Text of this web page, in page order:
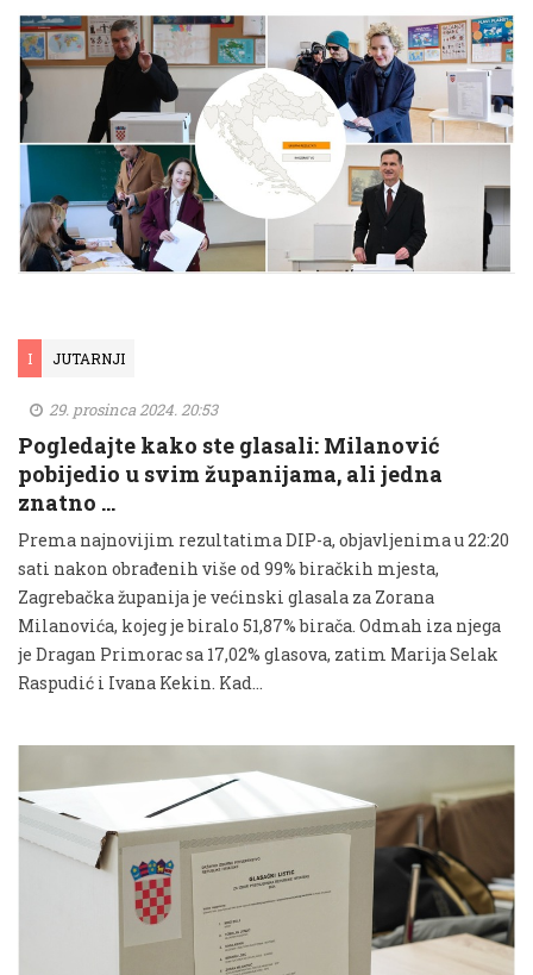
I JUTARNJI
29. prosinca 2024. 20:53
Pogledajte kako ste glasali: Milanović
pobijedio u svim županijama, ali jedna
znatno …
Prema najnovijim rezultatima DIP-a, objavljenima u 22:20
sati nakon obrađenih više od 99% biračkih mjesta,
Zagrebačka županija je većinski glasala za Zorana
Milanovića, kojeg je biralo 51,87% birača. Odmah iza njega
je Dragan Primorac sa 17,02% glasova, zatim Marija Selak
Raspudić i Ivana Kekin. Kad...